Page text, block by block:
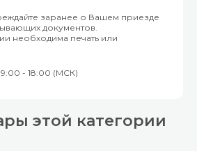
заранее о Вашем приезде
документов.
необходима печать или
- 18:00 (МСК)
этой категории